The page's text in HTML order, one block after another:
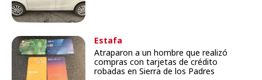
Estafa
Atraparon a un hombre que realizó
compras con tarjetas de crédito
robadas en Sierra de los Padres